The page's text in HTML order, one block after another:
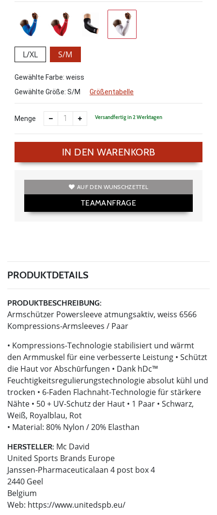
L/XL S/M
Gewählte Farbe: weiss
Gewählte Größe: S/M Größentabelle
Menge Versandfertig in 2 Werktagen
IN DEN WARENKORB
AUF DEN WUNSCHZETTEL
TEAMANFRAGE
PRODUKTDETAILS
PRODUKTBESCHREIBUNG:
Armschützer Powersleeve atmungsaktiv, weiss 6566
Kompressions-Armsleeves / Paar
• Kompressions-Technologie stabilisiert und wärmt
den Armmuskel für eine verbesserte Leistung • Schützt
die Haut vor Abschūrfungen • Dank hDc™
Feuchtigkeitsregulierungstechnologie absolut kühl und
trocken • 6-Faden Flachnaht-Technologie für stärkere
Nähte • 50 + UV-Schutz der Haut • 1 Paar • Schwarz,
Weiß, Royalblau, Rot
• Material: 80% Nylon / 20% Elasthan
HERSTELLER: Mc David
United Sports Brands Europe
Janssen-Pharmaceuticalaan 4 post box 4
2440 Geel
Belgium
Web: https://www.unitedspb.eu/